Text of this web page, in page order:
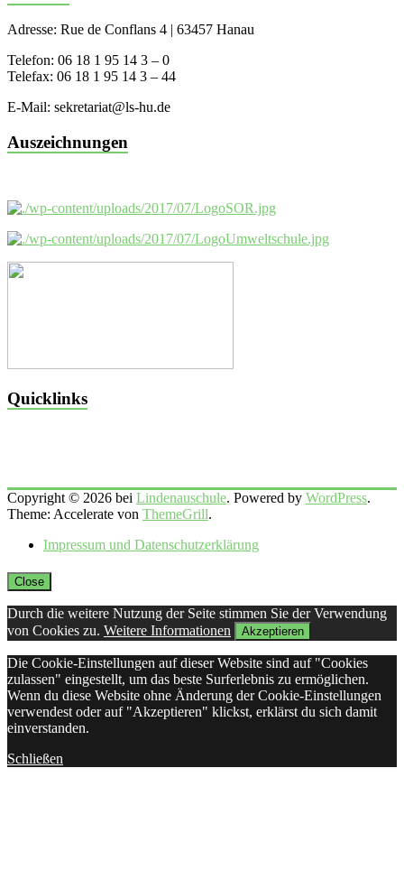
Adresse: Rue de Conflans 4 | 63457 Hanau
Telefon: 06 18 1 95 14 3 – 0
Telefax: 06 18 1 95 14 3 – 44
E-Mail: sekretariat@ls-hu.de
Auszeichnungen
Quicklinks
Copyright © 2026 bei Lindenauschule. Powered by WordPress.
Theme: Accelerate von ThemeGrill.
Impressum und Datenschutzerklärung
Close
Durch die weitere Nutzung der Seite stimmen Sie der Verwendung
von Cookies zu. Weitere Informationen Akzeptieren
Die Cookie-Einstellungen auf dieser Website sind auf "Cookies
zulassen" eingestellt, um das beste Surferlebnis zu ermöglichen.
Wenn du diese Website ohne Änderung der Cookie-Einstellungen
verwendest oder auf "Akzeptieren" klickst, erklärst du sich damit
einverstanden.
Schließen